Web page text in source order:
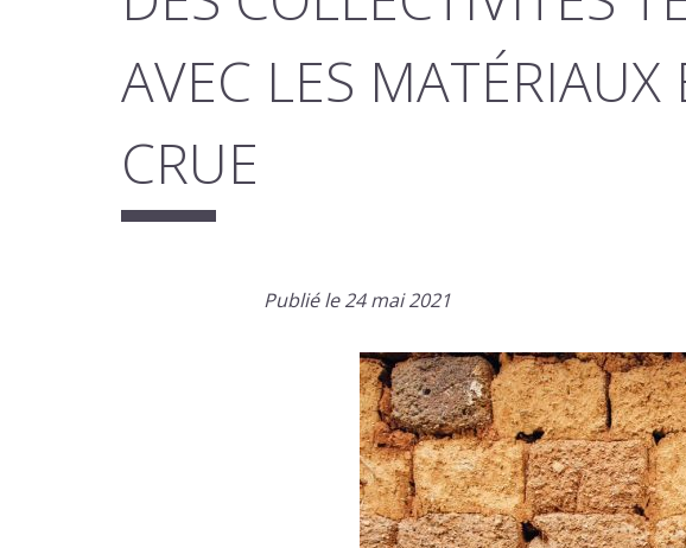
AVEC LES MATÉRIAUX
CRUE
Publié le 24 mai 2021